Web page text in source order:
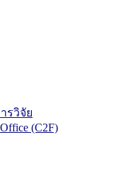
รวิจัย
(C2F)